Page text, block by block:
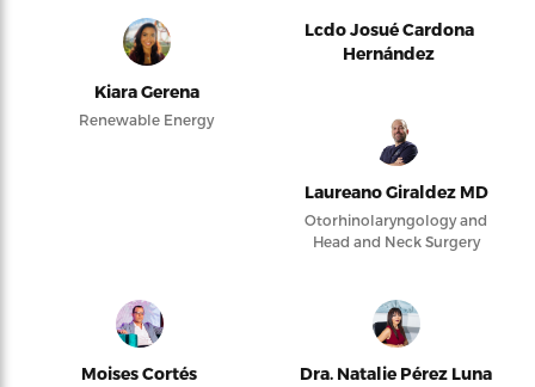
Kiara Gerena
Renewable Energy
Lcdo Josué Cardona
Hernández
Laureano Giraldez MD
Otorhinolaryngology and
Head and Neck Surgery
Moises Cortés Dra. Natalie Pérez Luna